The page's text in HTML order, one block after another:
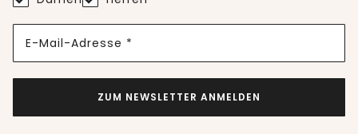
E-Mail-Adresse *
ZUM NEWSLETTER ANMELDEN